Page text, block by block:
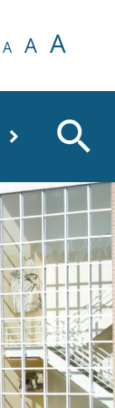
A A A
search